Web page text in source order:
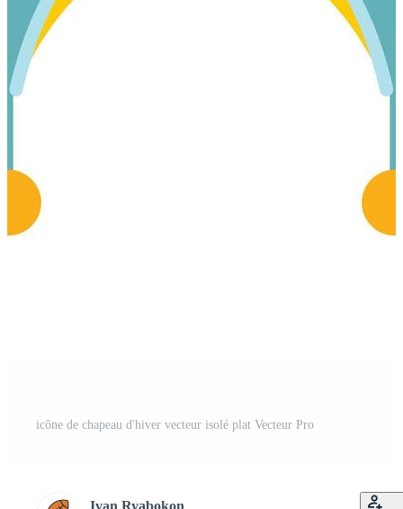
icône de chapeau d'hiver vecteur isolé plat Vecteur Pro
Ivan Ryabokon